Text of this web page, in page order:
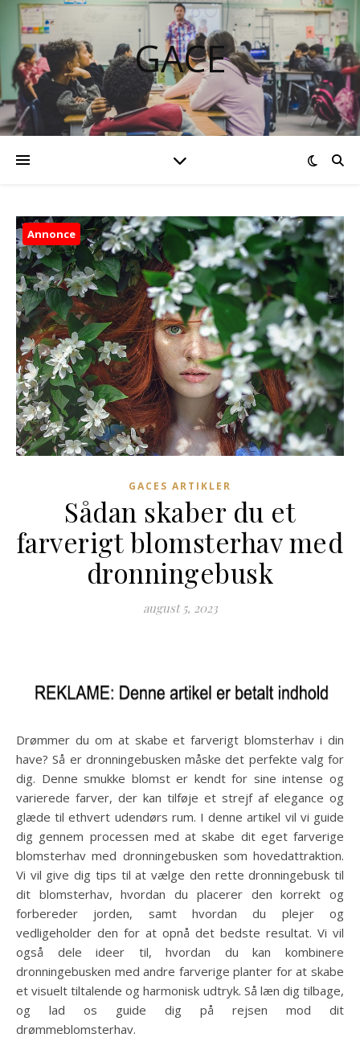
GACE
Annonce
GACES ARTIKLER
Sådan skaber du et
farverigt blomsterhav med
dronningebusk
august 5, 2023
Drømmer du om at skabe et farverigt blomsterhav i din
have? Så er dronningebusken måske det perfekte valg for
dig. Denne smukke blomst er kendt for sine intense og
varierede farver, der kan tilføje et strejf af elegance og
glæde til ethvert udendørs rum. I denne artikel vil vi guide
dig gennem processen med at skabe dit eget farverige
blomsterhav med dronningebusken som hovedattraktion.
Vi vil give dig tips til at vælge den rette dronningebusk til
dit blomsterhav, hvordan du placerer den korrekt og
forbereder jorden, samt hvordan du plejer og
vedligeholder den for at opnå det bedste resultat. Vi vil
også dele ideer til, hvordan du kan kombinere
dronningebusken med andre farverige planter for at skabe
et visuelt tiltalende og harmonisk udtryk. Så læn dig tilbage,
og lad os guide dig på rejsen mod dit
drømmeblomsterhav.